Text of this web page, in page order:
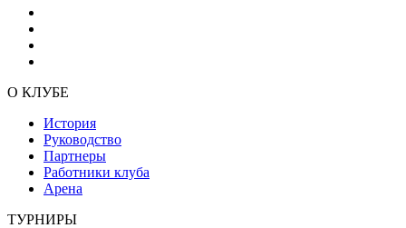
О КЛУБЕ
История
Руководство
Партнеры
Работники клуба
Арена
ТУРНИРЫ